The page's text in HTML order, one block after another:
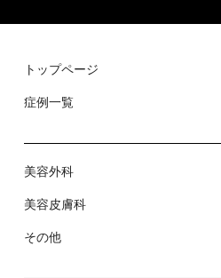
トップページ
症例⼀覧
美容外科
美容⽪膚科
その他